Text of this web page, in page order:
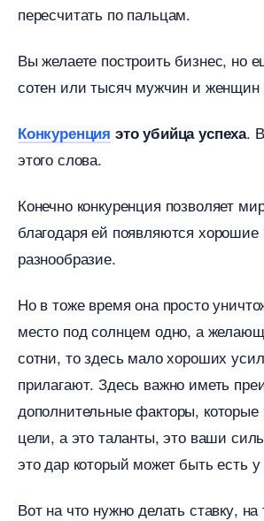
пересчитать по пальцам.
ы желаете построить бизнес, но
сотен или тысяч мужчин и женщин
Конкуренция это убийца успеха.
этого слова.
Конечно конкуренция позволяет
лагодаря ей появляются хорошие
разнообразие.
Но в тоже время она просто
место под солнцем одно, а
сотни, то здесь мало хороших
прилагают. Здесь важно иметь
дополнительные факторы, которые
цели, а это таланты, это ваши
это дар который может быть есть у
от на что нужно делать ставку, на